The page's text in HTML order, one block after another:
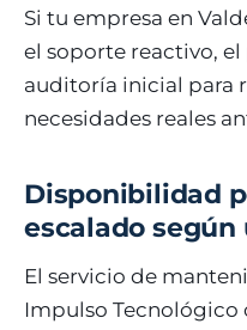
Si tu empresa en
el soporte reactivo,
auditoría inicial para
necesidades reales
Disponibilidad
escalado según
El servicio de
Impulso Tecnológico